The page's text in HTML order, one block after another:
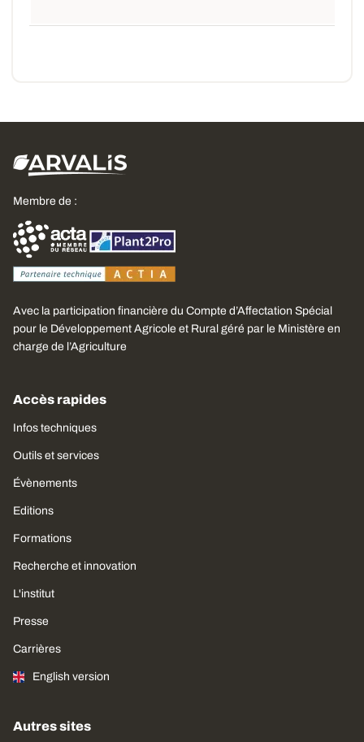
Membre de :
Avec la participation financière du Compte d’Affectation Spécial
pour le Développement Agricole et Rural géré par le Ministère en
charge de l’Agriculture
Accès rapides
Infos techniques
Outils et services
Évènements
Editions
Formations
Recherche et innovation
L'institut
Presse
Carrières
English version
Autres sites